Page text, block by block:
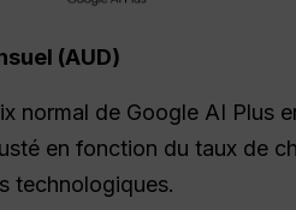
(AUD)
normal de Google AI Plus
en fonction du taux de
technologiques.